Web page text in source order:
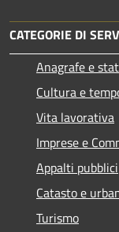
CATEGORIE DI
Anagrafe e
Cultura e
Vita lavorativa
Imprese e
Appalti pubblici
Catasto e
Turismo